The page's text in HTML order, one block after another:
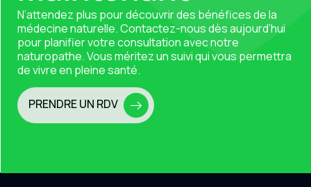
N’attendez plus pour découvrir des bénéfices de la
médecine naturelle.Contactez-nousdès aujourd’hui
pour planifier votre consultation avec notre
naturopathe. Vous méritez un suivi qui vous permettra
de vivre en pleine santé.
PRENDRE UN RDV